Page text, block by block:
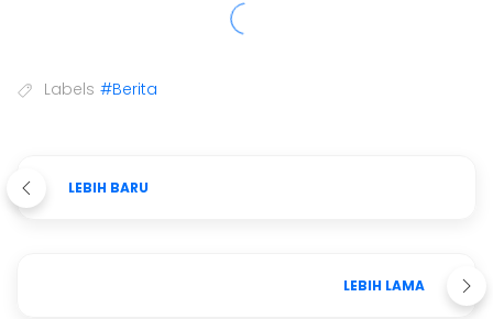
Labels #Berita
LEBIH BARU
LEBIH LAMA